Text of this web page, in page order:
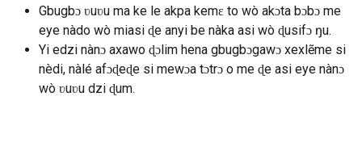
Gbugbɔ ʋuʋu ma ke le akpa kemɛ to wò akɔta bɔbɔ me
eye nàdo wò miasi ɖe anyi be nàka asi wò ɖusifɔ ŋu.
Yi edzi nànɔ axawo ɖɔlim hena gbugbɔgawɔ xexlẽme si
nèdi, nàlé afɔɖeɖe si mewɔa tɔtrɔ o me ɖe asi eye nànɔ
wò ʋuʋu dzi ɖum.